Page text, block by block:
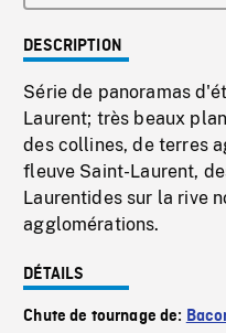
DESCRIPTION
Série de panoramas
Laurent; très beaux
des collines, de terres
fleuve Saint-Laurent,
Laurentides sur la rive
agglomérations.
DÉTAILS
Chute de tournage de: